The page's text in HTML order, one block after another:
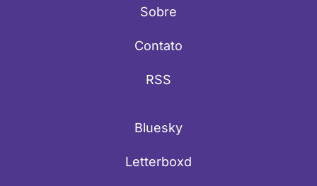
Sobre
Contato
RSS
Bluesky
Letterboxd